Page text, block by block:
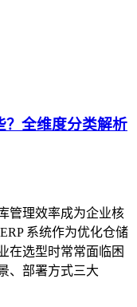
？全维度分类解析
管理效率成为企业核
系统作为优化仓储
在选型时常常面临困
、部署方式三大